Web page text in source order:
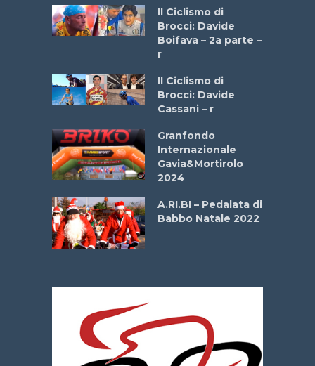
Il Ciclismo di
Brocci: Davide
Boifava – 2a parte –
r
Il Ciclismo di
Brocci: Davide
Cassani – r
Granfondo
Internazionale
Gavia&Mortirolo
2024
A.RI.BI – Pedalata di
Babbo Natale 2022